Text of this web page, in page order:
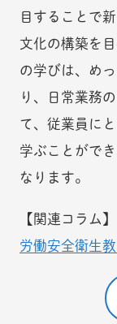
目することで
文化の構築を
の学びは、め
り、日常業務
て、従業員に
学ぶことがで
なります。
【関連コラム】
労働安全衛生